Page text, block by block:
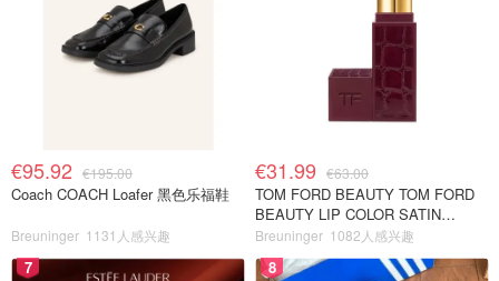
€95.92 €195.00
Coach COACH Loafer 黑色乐福鞋
Breuninger 1131人感兴趣
€31.99 €63.00
TOM FORD BEAUTY TOM FORD
BEAUTY LIP COLOR SATIN
MATTE 裸玫瑰口红
Breuninger 1082人感兴趣
7 8